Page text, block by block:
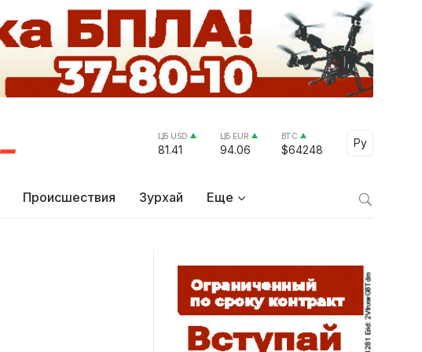
ЦБ USD
81.41
ЦБ EUR
94.06
BTC
$64248
Ру
Select
Происшествия Зурхай Еще